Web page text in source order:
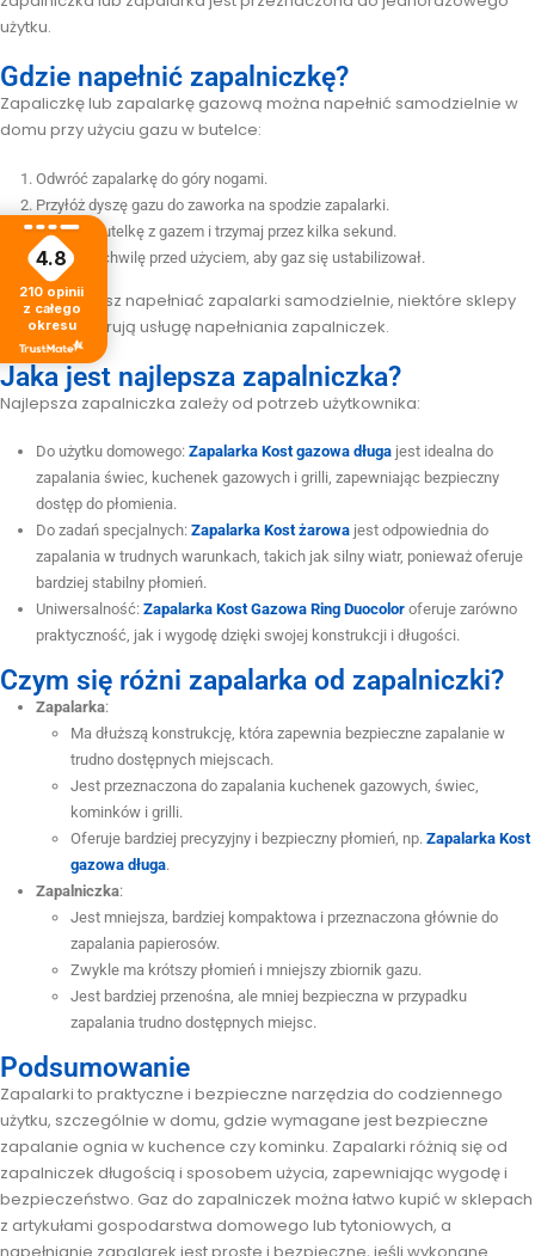
użytku.
Gdzie napełnić zapalniczkę?
Zapaliczkę lub zapalarkę gazową można napełnić samodzielnie w
domu przy użyciu gazu w butelce:
Odwróć zapalarkę do góry nogami.
Przyłóż dyszę gazu do zaworka na spodzie zapalarki.
Naciśnij butelkę z gazem i trzymaj przez kilka sekund.
Poczekaj chwilę przed użyciem, aby gaz się ustabilizował.
Jeśli nie chcesz napełniać zapalarki samodzielnie, niektóre sklepy
tytoniowe oferują usługę napełniania zapalniczek.
Jaka jest najlepsza zapalniczka?
Najlepsza zapalniczka zależy od potrzeb użytkownika:
Do użytku domowego: Zapalarka Kost gazowa długajest idealna do
zapalania świec, kuchenek gazowych i grilli, zapewniając bezpieczny
dostęp do płomienia.
Do zadań specjalnych: Zapalarka Kost żarowajest odpowiednia do
zapalania w trudnych warunkach, takich jak silny wiatr, ponieważ oferuje
bardziej stabilny płomień.
Uniwersalność: Zapalarka Kost Gazowa Ring Duocoloroferuje zarówno
praktyczność, jak i wygodę dzięki swojej konstrukcji i długości.
Czym się różni zapalarka od zapalniczki?
Zapalarka:
Ma dłuższą konstrukcję, która zapewnia bezpieczne zapalanie w
trudno dostępnych miejscach.
Jest przeznaczona do zapalania kuchenek gazowych, świec,
kominków i grilli.
Oferuje bardziej precyzyjny i bezpieczny płomień, np.Zapalarka Kost
gazowa długa.
Zapalniczka:
Jest mniejsza, bardziej kompaktowa i przeznaczona głównie do
zapalania papierosów.
Zwykle ma krótszy płomień i mniejszy zbiornik gazu.
Jest bardziej przenośna, ale mniej bezpieczna w przypadku
zapalania trudno dostępnych miejsc.
Podsumowanie
Zapalarki to praktyczne i bezpieczne narzędzia do codziennego
użytku, szczególnie w domu, gdzie wymagane jest bezpieczne
zapalanie ognia w kuchence czy kominku. Zapalarki różnią się od
zapalniczek długością i sposobem użycia, zapewniając wygodę i
bezpieczeństwo. Gaz do zapalniczek można łatwo kupić w sklepach
z artykułami gospodarstwa domowego lub tytoniowych, a
4.8
210 opinii
z całego
okresu